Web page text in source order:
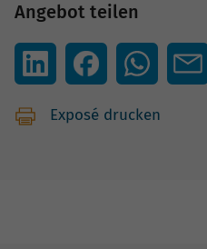
Angebot teilen
Exposé drucken